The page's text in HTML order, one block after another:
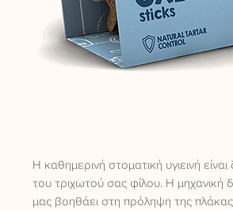
Η καθημερινή στοματική υγιεινή
του τριχωτού σας φίλου. Η
μας βοηθάει στη πρόληψη της